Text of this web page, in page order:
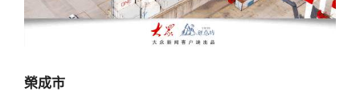
榮成市